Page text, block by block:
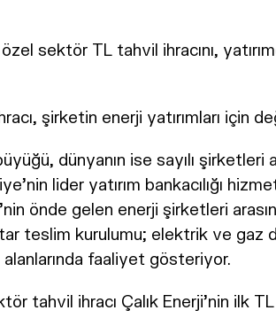
sektör TL tahvil ihracını,
şirketin enerji yatırımları için
dünyanın ise sayılı şirketleri
lider yatırım bankacılığı
önde gelen enerji şirketleri
teslim kurulumu; elektrik ve gaz
faaliyet gösteriyor.
tahvil ihracı Çalık Enerji'nin ilk